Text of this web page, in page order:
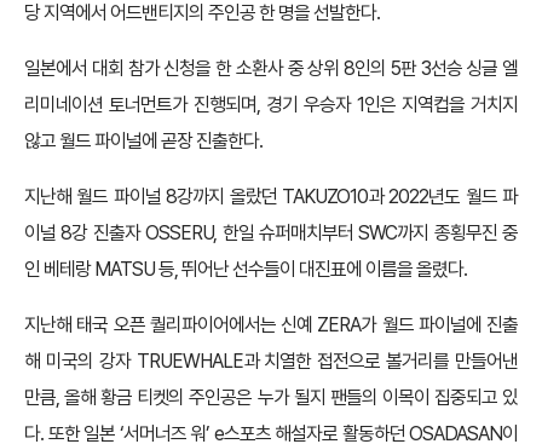
당 지역에서 어드밴티지의 주인공 한 명을 선발한다.
일본에서 대회 참가 신청을 한 소환사 중 상위 8인의 5판 3선승 싱글 엘
리미네이션 토너먼트가 진행되며, 경기 우승자 1인은 지역컵을 거치지
않고 월드 파이널에 곧장 진출한다.
지난해 월드 파이널 8강까지 올랐던 TAKUZO10과 2022년도 월드 파
이널 8강 진출자 OSSERU, 한일 슈퍼매치부터 SWC까지 종횡무진 중
인 베테랑 MATSU 등, 뛰어난 선수들이 대진표에 이름을 올렸다.
지난해 태국 오픈 퀄리파이어에서는 신예 ZERA가 월드 파이널에 진출
해 미국의 강자 TRUEWHALE과 치열한 접전으로 볼거리를 만들어낸
만큼, 올해 황금 티켓의 주인공은 누가 될지 팬들의 이목이 집중되고 있
다. 또한 일본 ‘서머너즈 워’ e스포츠 해설자로 활동하던 OSADASAN이